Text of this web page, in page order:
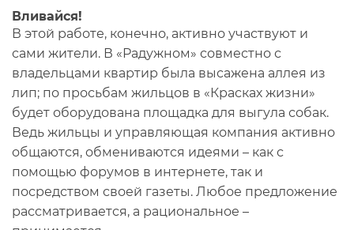
Вливайся!
В этой работе, конечно, активно участвуют и
сами жители. В «Радужном» совместно с
владельцами квартир была высажена аллея из
лип; по просьбам жильцов в «Красках жизни»
будет оборудована площадка для выгула собак.
Ведь жильцы и управляющая компания активно
общаются, обмениваются идеями – как с
помощью форумов в интернете, так и
посредством своей газеты. Любое предложение
рассматривается, а рациональное –